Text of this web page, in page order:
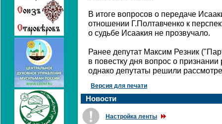
В итоге вопросов о передаче
отношении Г.Полтавченко к
о судьбе Исаакия не прозвучало.
Ранее депутат Максим Резник
в повестку дня вопрос о
однако депутаты решили
Версия для печати
Новости
Настройка ленты